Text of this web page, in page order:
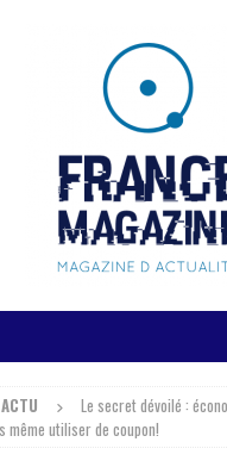
ACTU
Le secret dévoilé :
même utiliser de coupon!